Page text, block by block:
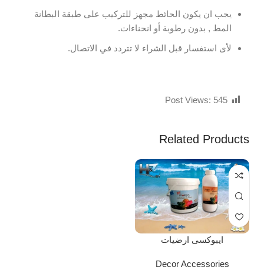
يجب ان يكون الحائط مجهز للتركيب على طبقة البطانة
المط , بدون رطوبة أو انحناءات.
لأى استفسار قبل الشراء لا تتردد في الاتصال.
Post Views: 545
Related Products
ايبوكسى ارضيات
Decor Accessories